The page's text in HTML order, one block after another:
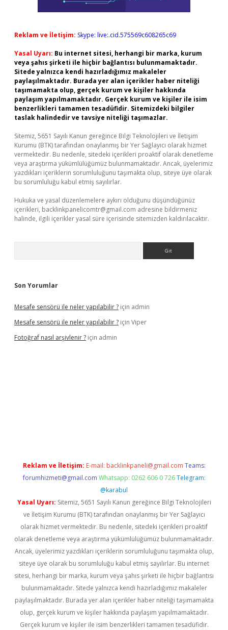
Reklam ve İletişim: Skype: live:.cid.575569c608265c69
Yasal Uyarı: Bu internet sitesi, herhangi bir marka, kurum
veya şahıs şirketi ile hiçbir bağlantısı bulunmamaktadır.
Sitede yalnızca kendi hazırladığımız makaleler
paylaşılmaktadır. Burada yer alan içerikler haber niteliği
taşımamakta olup, gerçek kurum ve kişiler hakkında
paylaşım yapılmamaktadır. Gerçek kurum ve kişiler ile isim
benzerlikleri tamamen tesadüfidir. Sitemizdeki bilgiler
taslak halindedir ve tavsiye niteliği taşımazlar.
Sitemiz, 5651 Sayılı Kanun gereğince Bilgi Teknolojileri ve İletişim
Kurumu (BTK) tarafından onaylanmış bir Yer Sağlayıcı olarak hizmet
vermektedir. Bu nedenle, sitedeki içerikleri proaktif olarak denetleme
veya araştırma yükümlülüğümüz bulunmamaktadır. Ancak, üyelerimiz
yazdıkları içeriklerin sorumluluğunu taşımakta olup, siteye üye olarak
bu sorumluluğu kabul etmiş sayılırlar.
Hukuka ve yasal düzenlemelere aykırı olduğunu düşündüğünüz
içerikleri, backlinkpanelicomtr@gmail.com adresine bildirmeniz
halinde, ilgili içerikler yasal süre içerisinde sitemizden kaldırılacaktır.
Son Yorumlar
Mesafe sensörü ile neler yapılabilir ? için admin
Mesafe sensörü ile neler yapılabilir ? için Viper
Fotoğraf nasıl arşivlenir ? için admin
Reklam ve İletişim: E-mail: backlinkpaneli@gmail.com Teams:
forumhizmeti@gmail.com Whatsapp: 0262 606 0 726 Telegram:
@karabul
Yasal Uyarı: Sitemiz, 5651 Sayılı Kanun gereğince Bilgi Teknolojileri
ve İletişim Kurumu (BTK) tarafından onaylanmış bir Yer Sağlayıcı
olarak hizmet vermektedir. Bu nedenle, sitedeki içerikleri proaktif
olarak denetleme veya araştırma yükümlülüğümüz bulunmamaktadır.
Ancak, üyelerimiz yazdıkları içeriklerin sorumluluğunu taşımakta olup,
siteye üye olarak bu sorumluluğu kabul etmiş sayılırlar. Bu internet
sitesi, herhangi bir marka, kurum veya şahıs şirketi ile hiçbir bağlantısı
bulunmamaktadır. Sitede yalnızca kendi hazırladığımız makaleler
paylaşılmaktadır. Burada yer alan içerikler haber niteliği taşımamakta
olup, gerçek kurum ve kişiler hakkında paylaşım yapılmamaktadır.
Gerçek kurum ve kişiler ile isim benzerlikleri tamamen tesadüfidir.